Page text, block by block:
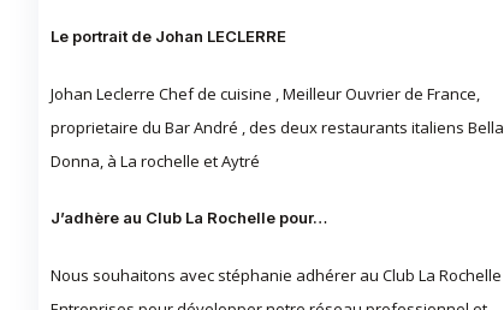
Le portrait de Johan LECLERRE
Johan Leclerre Chef de cuisine , Meilleur Ouvrier de France,
proprietaire du Bar André , des deux restaurants italiens Bella
Donna, à La rochelle et Aytré
J’adhère au Club La Rochelle pour…
Nous souhaitons avec stéphanie adhérer au Club La Rochelle